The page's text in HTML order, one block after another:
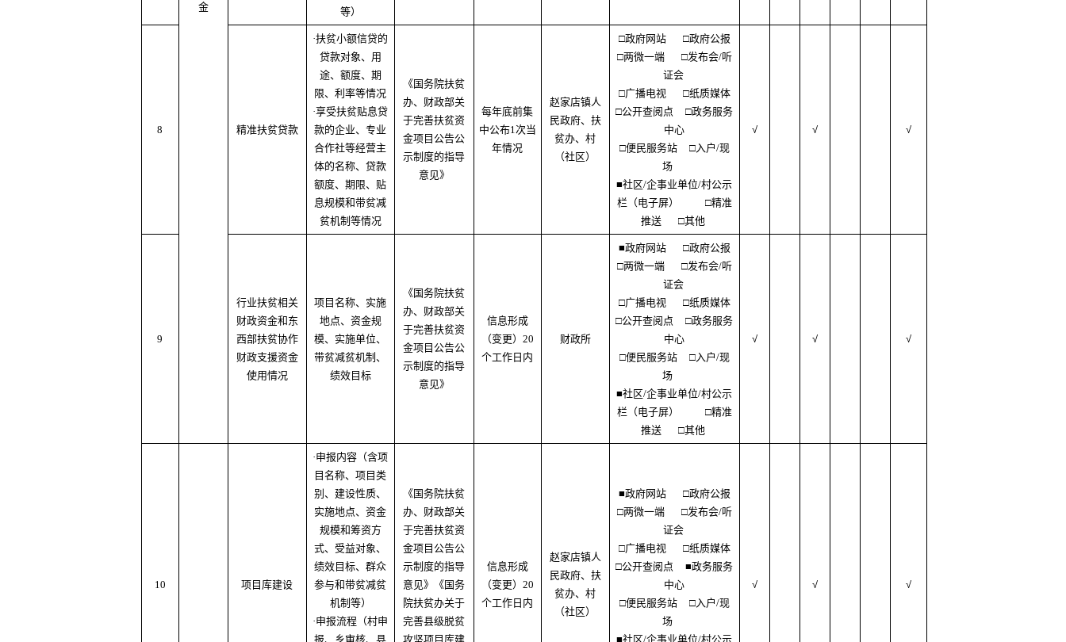
金
等）
8 精准扶贫贷款
·扶贫小额信贷的
贷款对象、用
途、额度、期
限、利率等情况
·享受扶贫贴息贷
款的企业、专业
合作社等经营主
体的名称、贷款
额度、期限、贴
息规模和带贫减
贫机制等情况
《国务院扶贫
办、财政部关
于完善扶贫资
金项目公告公
示制度的指导
意见》
每年底前集
中公布1次当
年情况
赵家店镇人
民政府、扶
贫办、村
（社区）
□政府网站
□政府公报
□两微一端
□发布会/听
证会
□广播电视
□纸质媒体
□公开查阅点
□政务服务
中心
□便民服务站
□入户/现
场
■社区/企事业单位/村公示
栏（电子屏）
□精准
推送
□其他
√ √ √
9
行业扶贫相关
财政资金和东
西部扶贫协作
财政支援资金
使用情况
项目名称、实施
地点、资金规
模、实施单位、
带贫减贫机制、
绩效目标
《国务院扶贫
办、财政部关
于完善扶贫资
金项目公告公
示制度的指导
意见》
信息形成
（变更）20
个工作日内
财政所
■政府网站
□政府公报
□两微一端
□发布会/听
证会
□广播电视
□纸质媒体
□公开查阅点
□政务服务
中心
□便民服务站
□入户/现
场
■社区/企事业单位/村公示
栏（电子屏）
□精准
推送
□其他
√ √ √
10 项目库建设
·申报内容（含项
目名称、项目类
别、建设性质、
实施地点、资金
规模和筹资方
式、受益对象、
绩效目标、群众
参与和带贫减贫
机制等）
·申报流程（村申
报、乡审核、县
《国务院扶贫
办、财政部关
于完善扶贫资
金项目公告公
示制度的指导
意见》《国务
院扶贫办关于
完善县级脱贫
攻坚项目库建
信息形成
（变更）20
个工作日内
赵家店镇人
民政府、扶
贫办、村
（社区）
■政府网站
□政府公报
□两微一端
□发布会/听
证会
□广播电视
□纸质媒体
□公开查阅点
■政务服务
中心
□便民服务站
□入户/现
场
■社区/企事业单位/村公示
√ √ √